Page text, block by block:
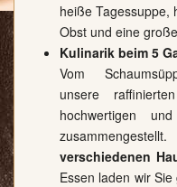
heiße Tagessuppe,
Obst und eine
Kulinarik beim 5
Vom
unsere
hochwertigen
verschiedenen
Essen laden wir